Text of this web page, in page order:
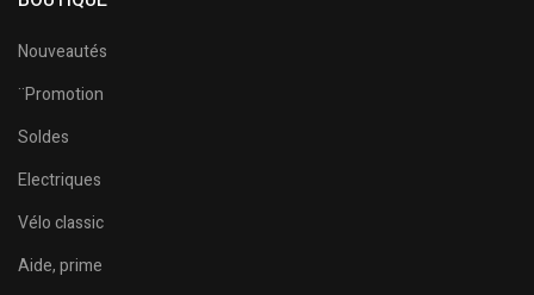
Nouveautés
¨Promotion
Soldes
Electriques
Vélo classic
Aide, prime